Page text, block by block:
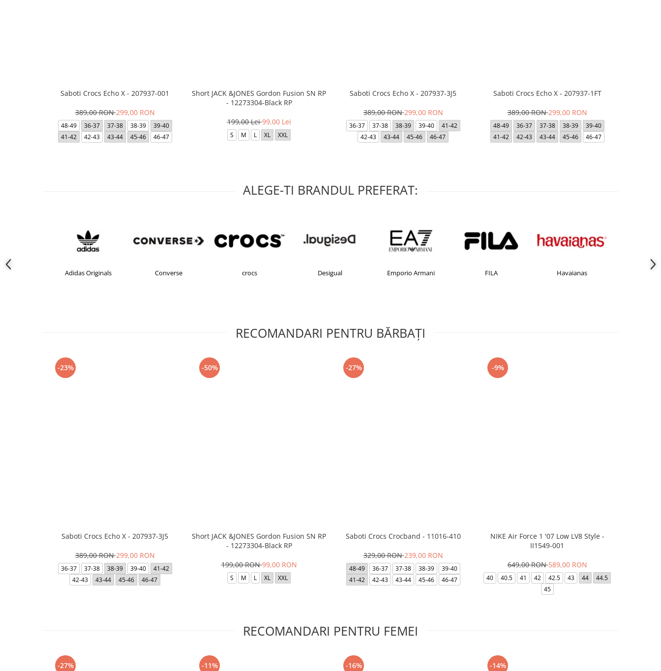
Saboti Crocs Echo X - 207937-001
389,00 RON299,00 RON
48-49 36-37 37-38 38-39
39-40
41-42
42-43 43-44 45-46 46-47
Short JACK &JONES Gordon Fusion SN RP
- 12273304-Black RP
199,00 Lei99,00 Lei
S M L XL XXL
Saboti Crocs Echo X - 207937-3J5
389,00 RON299,00 RON
36-37 37-38 38-39 39-40
41-42
42-43
43-44 45-46 46-47
Saboti Crocs Echo X - 207937-1FT
389,00 RON299,00 RON
48-49 36-37 37-38 38-39
39-40
41-42
42-43 43-44 45-46 46-47
ALEGE-TI BRANDUL PREFERAT:
Converse crocs Desigual Emporio Armani FILA Havaianas JACK &JONES
RECOMANDARI PENTRU BĂRBAŢI
-23%
Saboti Crocs Echo X - 207937-3J5
389,00 RON299,00 RON
36-37 37-38 38-39 39-40
41-42
42-43
43-44 45-46 46-47
-50%
Short JACK &JONES Gordon Fusion SN RP
- 12273304-Black RP
199,00 RON99,00 RON
S M L XL XXL
-27%
Saboti Crocs Crocband - 11016-410
329,00 RON239,00 RON
48-49 36-37 37-38 38-39
39-40
41-42
42-43 43-44 45-46 46-47
-9%
NIKE Air Force 1 '07 Low LV8 Style -
II1549-001
649,00 RON589,00 RON
40 40.5 41 42 42.5 43 44
44.5
45
RECOMANDARI PENTRU FEMEI
-27% -11% -16% -14%